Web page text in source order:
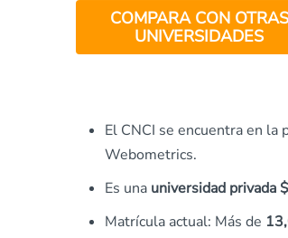
COMPARA CON OTRAS
UNIVERSIDADES
El CNCI se encuentra en
Webometrics.
Es una universidad privada
Matrícula actual: Más de